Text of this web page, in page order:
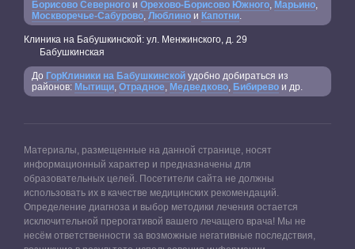
Борисово Северного и Орехово-Борисово Южного Марьино
Москворечье-Сабурово Люблино и Капотни
Клиника на Бабушкинской: ул. Менжинского, д. 29
Бабушкинская
До ГорКлиники на Бабушкинской удобно добираться из
районов: Мытищи Отрадное Медведково Бибирево и др.
Материалы, размещенные на данной странице, носят
информационный характер и предназначены для
образовательных целей. Посетители сайта не должны
использовать их в качестве медицинских рекомендаций.
Определение диагноза и выбор методики лечения остается
исключительной прерогативой вашего лечащего врача! Мы не
несём ответственности за возможные негативные последствия,